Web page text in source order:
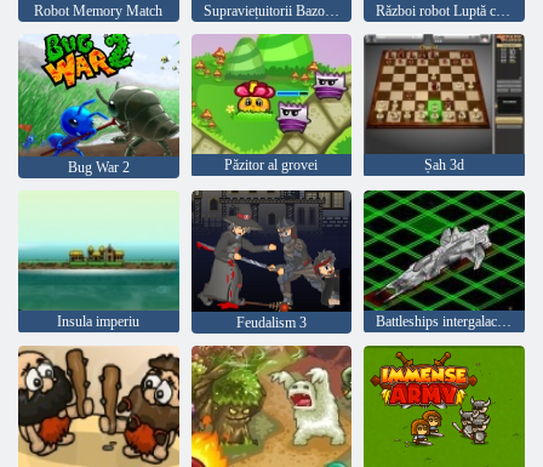
Robot Memory Match Supraviețuitorii Bazooka Război robot Luptă cu supereroi
Bug War 2 Păzitor al grovei Șah 3d
Insula imperiu Feudalism 3 Battleships intergalactici